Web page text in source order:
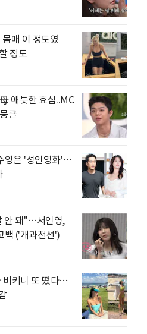
매 이 정도였
정도
애틋한 효심..MC
클
영은 '성인영화'…
안 돼"…서인영,
백 ('개과천선')
비키니 또 떴다…